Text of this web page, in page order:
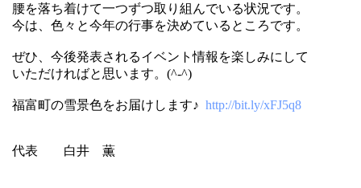
腰を落ち着けて一つずつ取り組んでいる状況です。
今は、色々と今年の行事を決めているところです。
ぜひ、今後発表されるイベント情報を楽しみにして
いただければと思います。(^-^)
福富町の雪景色をお届けします♪ http://bit.ly/xFJ5q8
代表 白井 薫